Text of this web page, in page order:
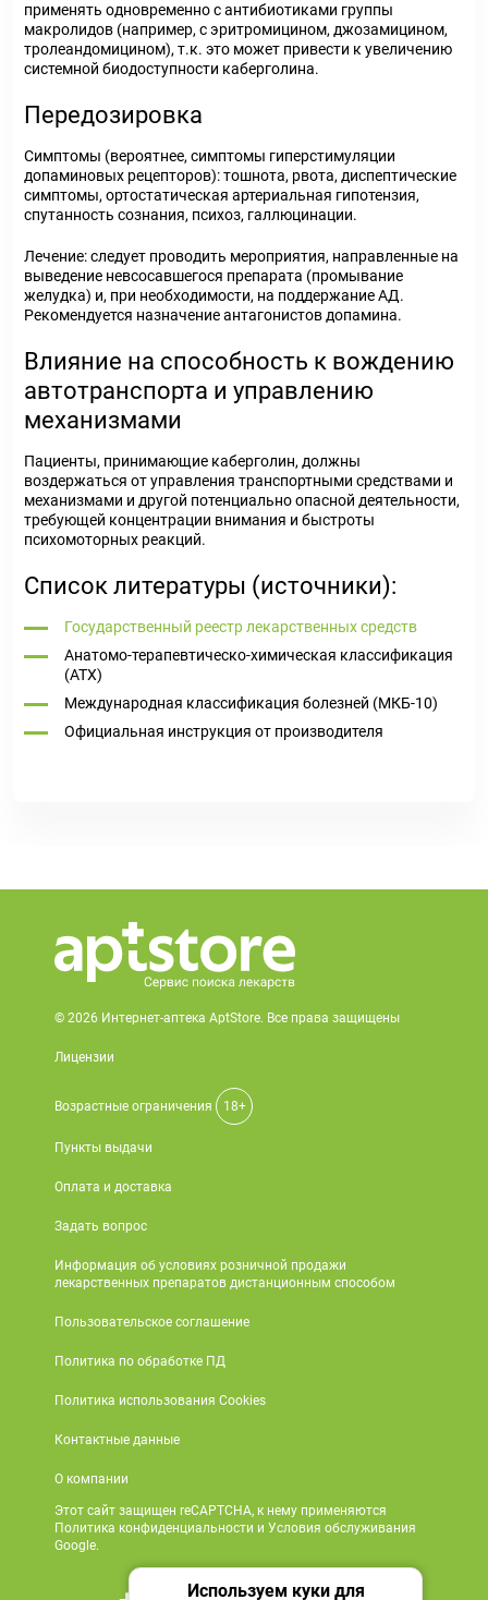
применять одновременно с антибиотиками группы
макролидов (например, с эритромицином, джозамицином,
тролеандомицином), т.к. это может привести к увеличению
системной биодоступности каберголина.
Передозировка
Симптомы (вероятнее, симптомы гиперстимуляции
допаминовых рецепторов): тошнота, рвота, диспептические
симптомы, ортостатическая артериальная гипотензия,
спутанность сознания, психоз, галлюцинации.
Лечение: следует проводить мероприятия, направленные на
выведение невсосавшегося препарата (промывание
желудка) и, при необходимости, на поддержание АД.
Рекомендуется назначение антагонистов допамина.
Влияние на способность к вождению
автотранспорта и управлению
механизмами
Пациенты, принимающие каберголин, должны
воздержаться от управления транспортными средствами и
механизмами и другой потенциально опасной деятельности,
требующей концентрации внимания и быстроты
психомоторных реакций.
Список литературы (источники):
Государственный реестр лекарственных средств
Анатомо-терапевтическо-химическая классификация
(ATX)
Международная классификация болезней (МКБ-10)
Официальная инструкция от производителя
© 2026 Интернет-аптека AptStore. Все права защищены
Лицензии
Возрастные ограничения 18+
Пункты выдачи
Оплата и доставка
Задать вопрос
Информация об условиях розничной продажи
лекарственных препаратов дистанционным способом
Пользовательское соглашение
Политика по обработке ПД
Политика использования Cookies
Контактные данные
О компании
Этот сайт защищен reCAPTCHA, к нему применяются
Политика конфиденциальности и Условия обслуживания
Google.
Используем куки для